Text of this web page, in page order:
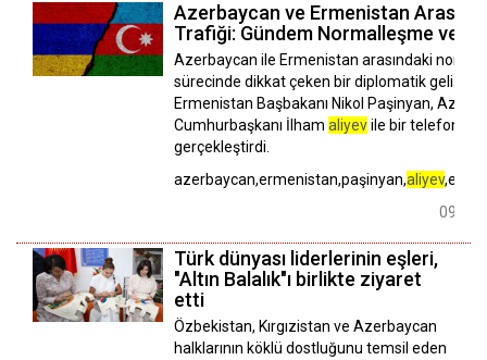
Azerbaycan ve Ermenistan
Trafiği: Gündem Normalleşme ve
Azerbaycan ile Ermenistan arasındaki
sürecinde dikkat çeken bir diplomatik gelişme
Ermenistan Başbakanı Nikol Paşinyan,
Cumhurbaşkanı İlham aliyevile bir telefon
gerçekleştirdi.
azerbaycan,ermenistan,paşinyan,aliyev
09
Türk dünyası liderlerinin eşleri,
"Altın Balalık"ı birlikte ziyaret
etti
Özbekistan, Kırgızistan ve Azerbaycan
halklarının köklü dostluğunu temsil eden